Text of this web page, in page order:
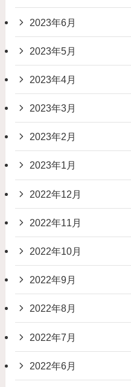
2023年6月
2023年5月
2023年4月
2023年3月
2023年2月
2023年1月
2022年12月
2022年11月
2022年10月
2022年9月
2022年8月
2022年7月
2022年6月